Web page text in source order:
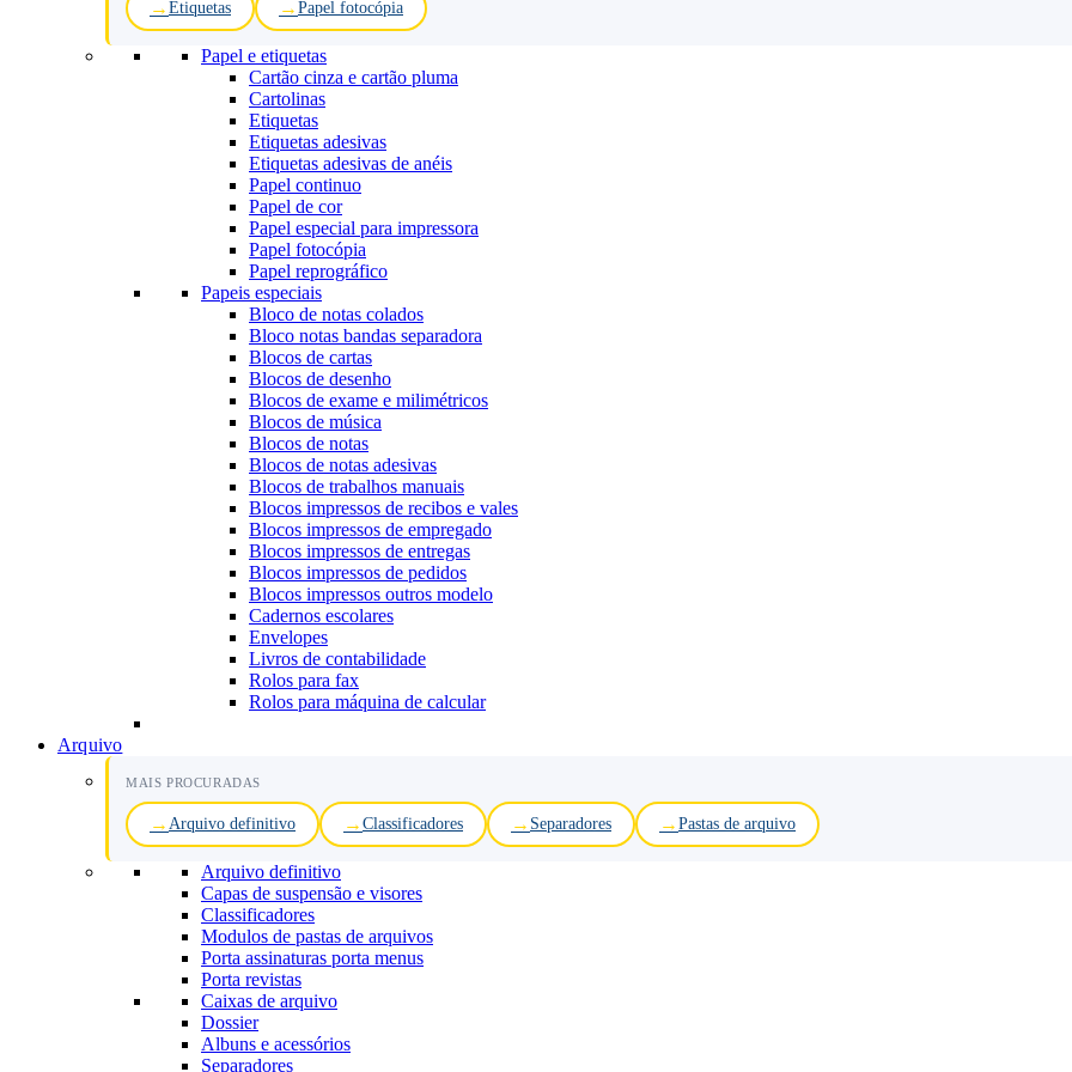
Etiquetas Papel fotocópia
Papel e etiquetas
Cartão cinza e cartão pluma
Cartolinas
Etiquetas
Etiquetas adesivas
Etiquetas adesivas de anéis
Papel continuo
Papel de cor
Papel especial para impressora
Papel fotocópia
Papel reprográfico
Papeis especiais
Bloco de notas colados
Bloco notas bandas separadora
Blocos de cartas
Blocos de desenho
Blocos de exame e milimétricos
Blocos de música
Blocos de notas
Blocos de notas adesivas
Blocos de trabalhos manuais
Blocos impressos de recibos e vales
Blocos impressos de empregado
Blocos impressos de entregas
Blocos impressos de pedidos
Blocos impressos outros modelo
Cadernos escolares
Envelopes
Livros de contabilidade
Rolos para fax
Rolos para máquina de calcular
Arquivo
MAIS PROCURADAS
Arquivo definitivo Classificadores Separadores Pastas de arquivo
Arquivo definitivo
Capas de suspensão e visores
Classificadores
Modulos de pastas de arquivos
Porta assinaturas porta menus
Porta revistas
Caixas de arquivo
Dossier
Albuns e acessórios
Separadores